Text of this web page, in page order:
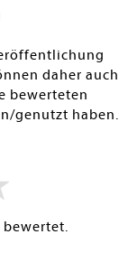
daher auch
bewerteten
genutzt haben.